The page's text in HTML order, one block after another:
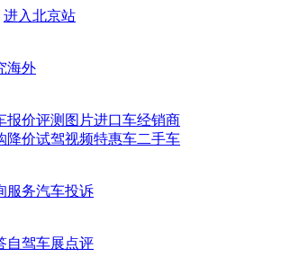
进入北京站
海外
报价评测 图片进口车经销商
降价试驾视频特惠车二手车
服务汽车投诉
自驾车展点评